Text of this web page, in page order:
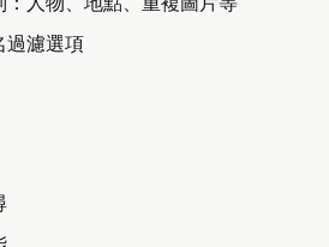
過濾選項